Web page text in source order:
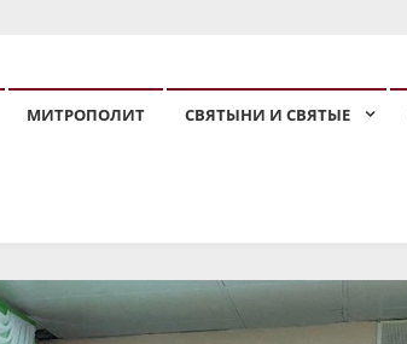
МИТРОПОЛИТ СВЯТЫНИ И СВЯТЫЕ